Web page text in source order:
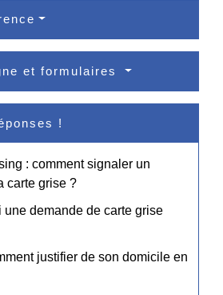
et formulaires
!
: comment signaler un
carte grise ?
une demande de carte grise
justifier de son domicile en